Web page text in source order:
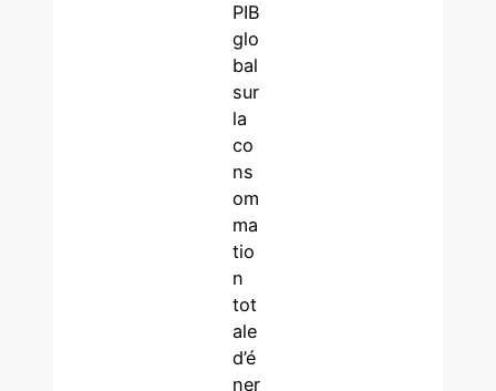
PIB
glo
bal
sur
la
co
ns
om
ma
tio
n
tot
ale
d’é
ner